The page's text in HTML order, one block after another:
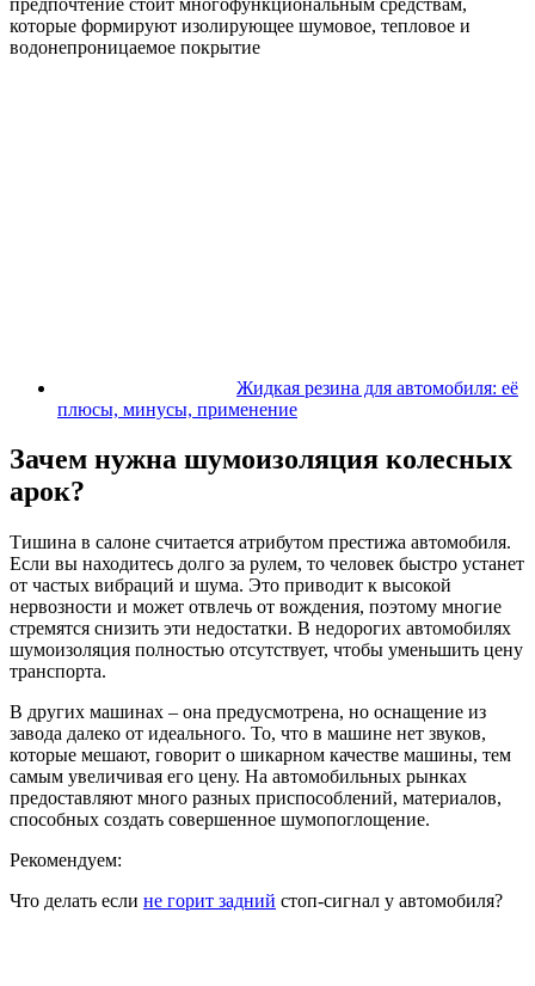
которые формируют изолирующее шумовое, тепловое и
водонепроницаемое покрытие
Жидкая резина для автомобиля: её
плюсы, минусы, применение
Зачем нужна шумоизоляция колесных
арок?
Тишина в салоне считается атрибутом престижа автомобиля.
Если вы находитесь долго за рулем, то человек быстро устанет
от частых вибраций и шума. Это приводит к высокой
нервозности и может отвлечь от вождения, поэтому многие
стремятся снизить эти недостатки. В недорогих автомобилях
шумоизоляция полностью отсутствует, чтобы уменьшить цену
транспорта.
В других машинах – она предусмотрена, но оснащение из
завода далеко от идеального. То, что в машине нет звуков,
которые мешают, говорит о шикарном качестве машины, тем
самым увеличивая его цену. На автомобильных рынках
предоставляют много разных приспособлений, материалов,
способных создать совершенное шумопоглощение.
Рекомендуем:
Что делать если не горит задний стоп-сигнал у автомобиля?